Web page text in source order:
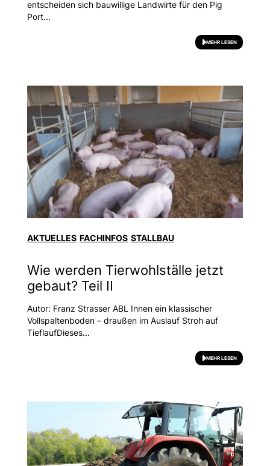
entscheiden sich bauwillige Landwirte für den Pig
Port...
MEHR LESEN
AKTUELLES FACHINFOS STALLBAU
Wie werden Tierwohlställe jetzt
gebaut? Teil II
Autor: Franz Strasser ABL Innen ein klassischer
Vollspaltenboden – draußen im Auslauf Stroh auf
TieflaufDieses...
MEHR LESEN